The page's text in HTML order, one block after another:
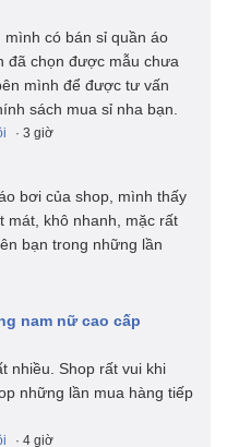
mình có bán sỉ quần áo
đã chọn được mẫu chưa
mình để được tư vấn
sách mua sỉ nha bạn.
· 3 giờ
bơi của shop, mình thấy
mát, khô nhanh, mặc rất
bạn trong những lần
nam nữ cao cấp
nhiều. Shop rất vui khi
những lần mua hàng tiếp
· 4 giờ